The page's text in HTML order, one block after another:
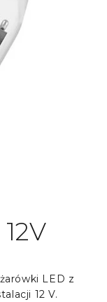
LED z
12 V.